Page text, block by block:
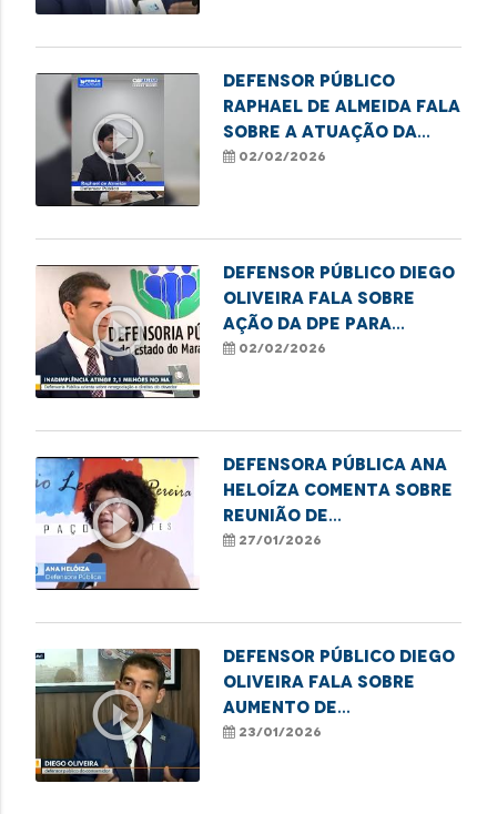
play_circle_outline
Defensor Público
Raphael de Almeida fala
sobre a atuação da
Defensoria no Núcleo
02/02/2026
play_circle_outline
Defensor Público Diego
Oliveira fala sobre
ação da DPE para
renegociação de dívida.
02/02/2026
play_circle_outline
Defensora Pública Ana
Heloíza comenta sobre
reunião de
representantes da
Imperatriz
27/01/2026
play_circle_outline
Defensor Público Diego
Oliveira fala sobre
aumento de
inadimplência que
23/01/2026